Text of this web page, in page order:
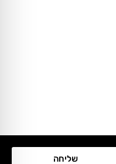
שליחה